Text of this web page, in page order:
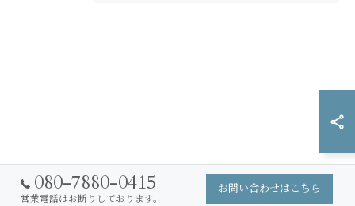
080-7880-0415
営業電話はお断りしております。
お問い合わせはこちら